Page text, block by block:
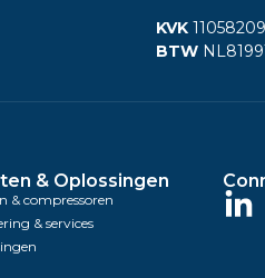
KVK11058209
BTW
& Oplossingen
& compressoren
& services